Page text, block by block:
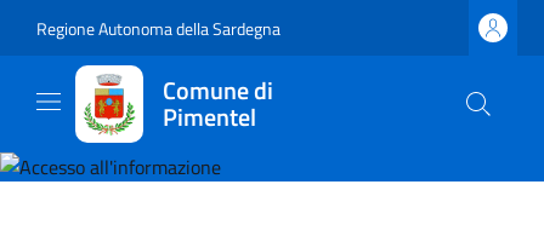
Regione Autonoma della Sardegna
Comune di
Pimentel